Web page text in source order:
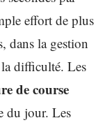
effort de plus
dans la gestion
difficulté. Les
de course
du jour. Les